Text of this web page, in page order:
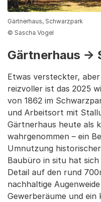
Gärtnerhaus, Schwarzpark
© Sascha Vogel
Gärtnerhaus →
Etwas versteckter,
reizvoller ist das 2025
von 1862 im
und Arbeitsort mit
Gärtnerhaus heute als
wahrgenommen – ein
Umnutzung
Baubüro in situ hat sich
Detail auf den rund
nachhaltige
Gewerberäume und